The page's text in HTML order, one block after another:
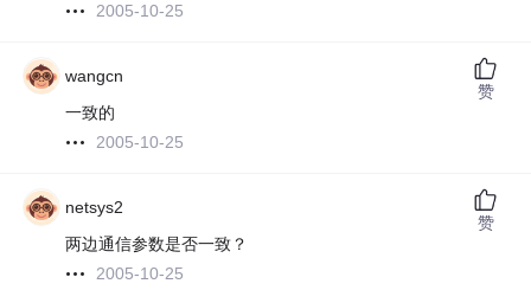
2005-10-25
wangcn
一致的
2005-10-25
赞
netsys2
两边通信参数是否一致？
2005-10-25
赞